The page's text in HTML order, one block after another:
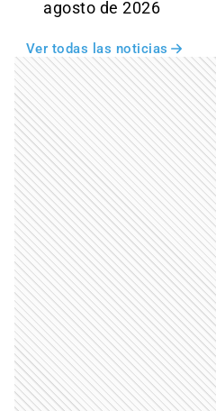
agosto de 2026
Ver todas las noticias